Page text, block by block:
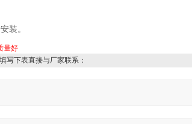
装。
量好
写下表直接与厂家联系：